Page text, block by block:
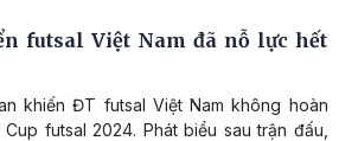
futsal Việt Nam đã nỗ lực hết
khiến ĐT futsal Việt Nam không hoàn
futsal 2024. Phát biểu sau trận đấu,